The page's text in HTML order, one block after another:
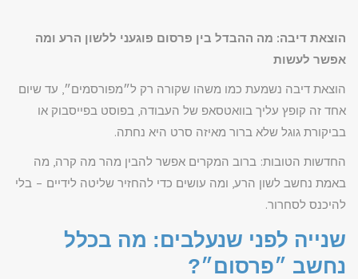
הוצאת דיבה: מה ההבדל בין פרסום פוגעני ללשון הרע ומה
אפשר לעשות
הוצאת דיבה נשמעת כמו משהו שקורה רק ל״מפורסמים״, עד שיום
אחד זה קופץ עליך בוואטסאפ של העבודה, בפוסט בפייסבוק או
בביקורת גוגל שלא ברור מאיזה סרט היא נחתה.
החדשות הטובות: ברוב המקרים אפשר להבין מהר מה קרה, מה
באמת נחשב לשון הרע, ומה עושים כדי להחזיר שליטה לידיים – בלי
להיכנס לסחרור.
שנייה לפני שנעלבים: מה בכלל
נחשב ״פרסום״?